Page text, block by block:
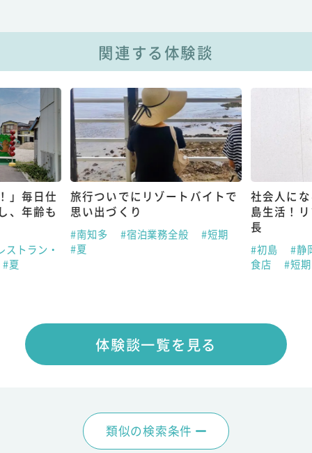
関連する体験談
」毎日仕
、年齢も
ストラン・
#夏
旅行ついでにリゾートバイトで
思い出づくり
#南知多 #宿泊業務全般
#短期
#夏
社会人に
島生活！
長
#初島
#静
食店
#短
体験談一覧を見る
類似の検索条件